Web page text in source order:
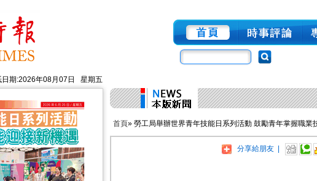
日期:2026年08月07日 星期五
首頁» 勞工局舉辦世界青年技能日系列活動 鼓勵青年掌握職業
分享給朋友 |